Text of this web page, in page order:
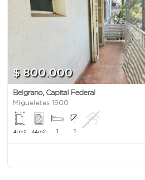
$ 800.000
Belgrano, Capital Federal
Migueletes 1900
41m2 34m2 1 1